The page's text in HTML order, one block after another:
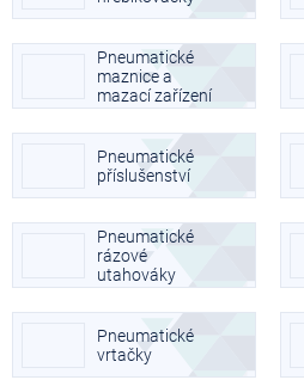
Pneumatické
maznice a
mazací zařízení
Pneumatické
příslušenství
Pneumatické
rázové
utahováky
Pneumatické
vrtačky